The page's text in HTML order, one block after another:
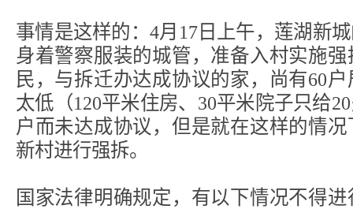
事情是这样的：4月17日上午，莲湖新
身着警察服装的城管，准备入村实施
民，与拆迁办达成协议的家，尚有60
太低（120平米住房、30平米院子只给
户而未达成协议，但是就在这样的情
新村进行强拆。
国家法律明确规定，有以下情况不得